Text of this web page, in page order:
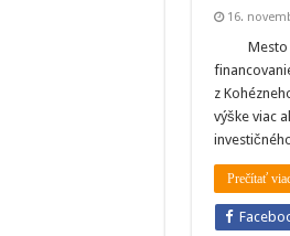
16.
z
výške viac
Prečítať